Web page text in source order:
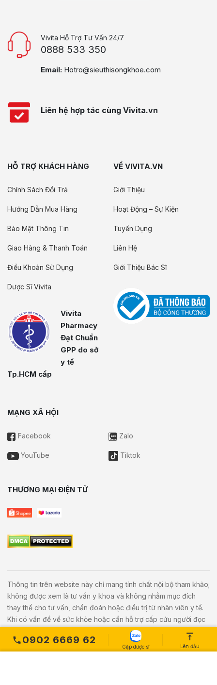
0902 6669 62
Gặp dược sĩ Lên đầu
Vivita Hỗ Trợ Tư Vấn 24/7
0888 533 350
Email: Hotro@sieuthisongkhoe.com
Liên hệ hợp tác cùng Vivita.vn
HỖ TRỢ KHÁCH HÀNG
Chính Sách Đổi Trả
Hướng Dẫn Mua Hàng
Bảo Mật Thông Tin
Giao Hàng & Thanh Toán
Điều Khoản Sử Dụng
Dược Sĩ Vivita
Vivita
Pharmacy
Đạt Chuẩn
GPP do sở
y tế
Tp.HCM cấp
VỀ VIVITA.VN
Giới Thiệu
Hoạt Động – Sự Kiện
Tuyển Dụng
Liên Hệ
Giới Thiệu Bác Sĩ
MẠNG XÃ HỘI
Facebook Zalo
YouTube Tiktok
THƯƠNG MẠI ĐIỆN TỬ
Thông tin trên website này chỉ mang tính chất nội bộ tham khảo;
không được xem là tư vấn y khoa và không nhằm mục đích
thay thế cho tư vấn, chẩn đoán hoặc điều trị từ nhân viên y tế.
Khi có vấn đề về sức khỏe hoặc cần hỗ trợ cấp cứu người đọc
cần liên hệ bác sĩ và cơ sở y tế gần nhất.
Copyright © 2020Vivita.vnAll Rights Reserved. Powered byL